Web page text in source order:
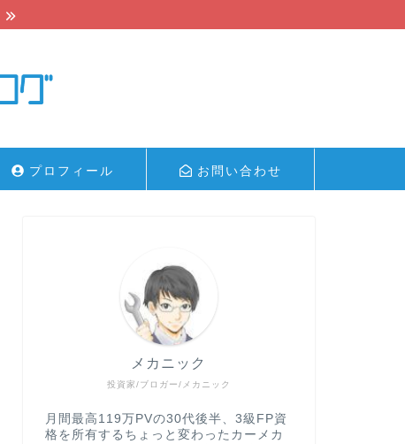
プロフィール お問い合わせ
投資家/ブロガー/メカニック
メカニック
月間最高119万PVの30代後半、3級FP資
格を所有するちょっと変わったカーメカ